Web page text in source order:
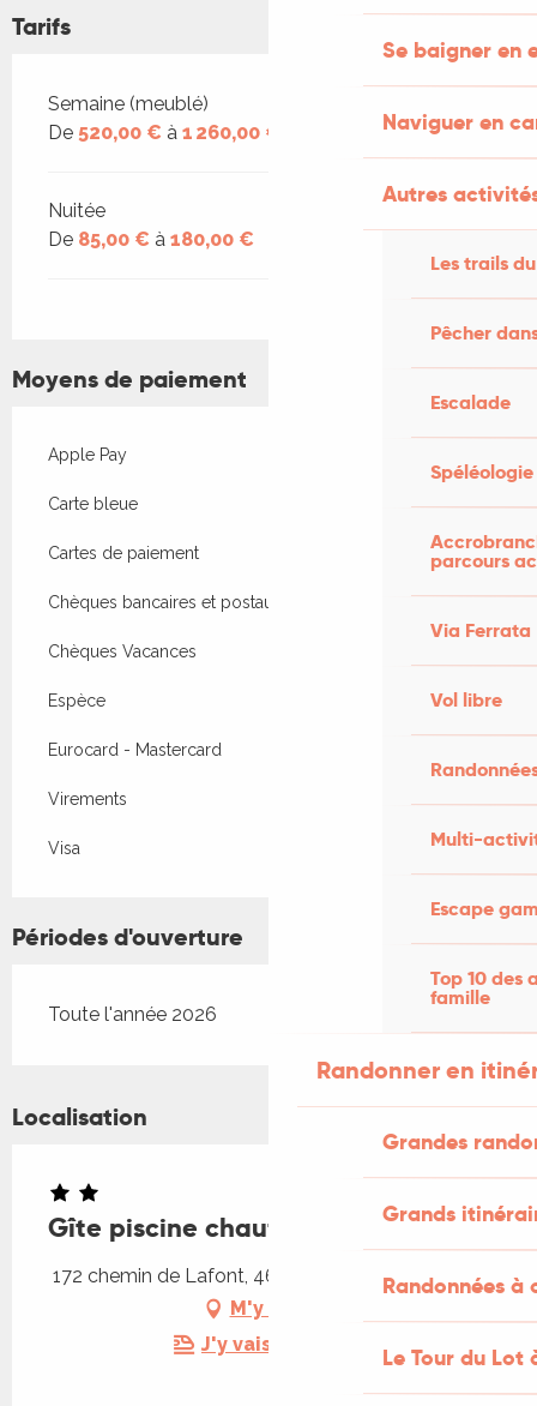
Se baigner en
Naviguer en
Autres
Les trails
Pêcher
Escalade
Spéléologie
parcours
Via Ferrata
Vol libre
Multi-
Escape
Top 10 des
famille
Randonner en
Grandes
Grands
Randonnées
Le Tour du Lot
Tarifs
Tarifs 2026
Semaine (meublé)
De 520,00 € à 1 260,00 €
Nuitée
De 85,00 € à 180,00 €
Moyens de paiement
Apple Pay
Carte bleue
Cartes de paiement
Chèques bancaires et postaux
Chèques Vacances
Espèce
Eurocard - Mastercard
Virements
Visa
Périodes d'ouverture
Toute l'année 2026
Localisation
Gîte piscine chauffée 28° Padirac
172 chemin de Lafont, 46500 Mayrinhac-Lentour
M'y rendre
J'y vais en train !